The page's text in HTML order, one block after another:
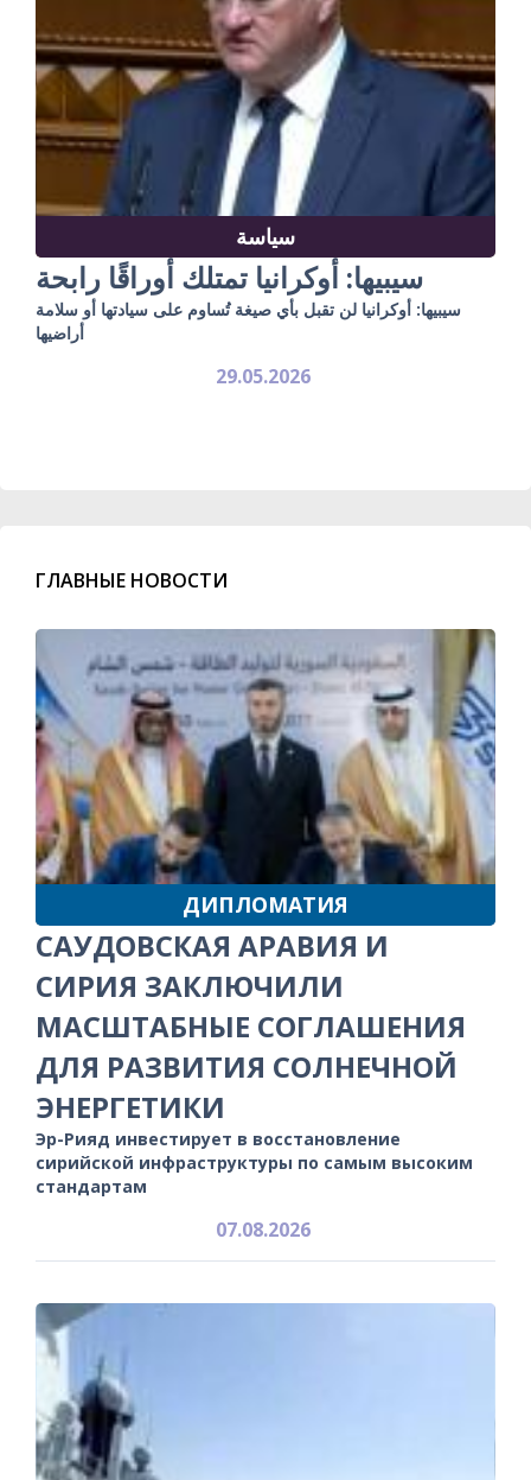
سياسة
سيبيها: أوكرانيا تمتلك أوراقًا رابحة
سيبيها: أوكرانيا لن تقبل بأي صيغة تُساوم على سيادتها أو سلامة
أراضيها
29.05.2026
ГЛАВНЫЕ НОВОСТИ
ДИПЛОМАТИЯ
САУДОВСКАЯ АРАВИЯ И
СИРИЯ ЗАКЛЮЧИЛИ
МАСШТАБНЫЕ СОГЛАШЕНИЯ
ДЛЯ РАЗВИТИЯ СОЛНЕЧНОЙ
ЭНЕРГЕТИКИ
Эр-Рияд инвестирует в восстановление
сирийской инфраструктуры по самым высоким
стандартам
07.08.2026